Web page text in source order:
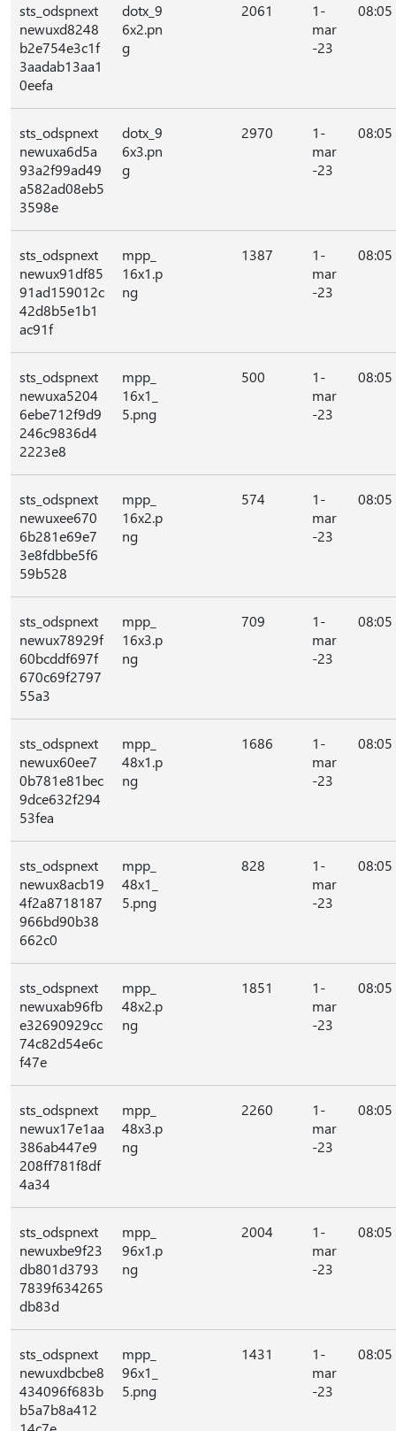
sts_odspnext
newuxd8248
b2e754e3c1f
3aadab13aa1
0eefa
dotx_9
6x2.pn
g
2061
1-
mar
-23
08:05
sts_odspnext
newuxa6d5a
93a2f99ad49
a582ad08eb5
3598e
dotx_9
6x3.pn
g
2970
1-
mar
-23
08:05
sts_odspnext
newux91df85
91ad159012c
42d8b5e1b1
ac91f
mpp_
16x1.p
ng
1387
1-
mar
-23
08:05
sts_odspnext
newuxa5204
6ebe712f9d9
246c9836d4
2223e8
mpp_
16x1_
5.png
500
1-
mar
-23
08:05
sts_odspnext
newuxee670
6b281e69e7
3e8fdbbe5f6
59b528
mpp_
16x2.p
ng
574
1-
mar
-23
08:05
sts_odspnext
newux78929f
60bcddf697f
670c69f2797
55a3
mpp_
16x3.p
ng
709
1-
mar
-23
08:05
sts_odspnext
newux60ee7
0b781e81bec
9dce632f294
53fea
mpp_
48x1.p
ng
1686
1-
mar
-23
08:05
sts_odspnext
newux8acb19
4f2a8718187
966bd90b38
662c0
mpp_
48x1_
5.png
828
1-
mar
-23
08:05
sts_odspnext
newuxab96fb
e32690929cc
74c82d54e6c
f47e
mpp_
48x2.p
ng
1851
1-
mar
-23
08:05
sts_odspnext
newux17e1aa
386ab447e9
208ff781f8df
4a34
mpp_
48x3.p
ng
2260
1-
mar
-23
08:05
sts_odspnext
newuxbe9f23
db801d3793
7839f634265
db83d
mpp_
96x1.p
ng
2004
1-
mar
-23
08:05
sts_odspnext
newuxdbcbe8
434096f683b
b5a7b8a412
mpp_
96x1_
5.png
1431
1-
mar
-23
08:05